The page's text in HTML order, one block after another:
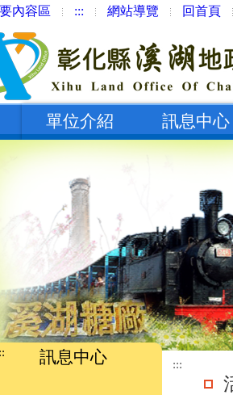
內容區 ::: 網站導覽 回首頁
單位介紹 訊息中心
訊息中心
:::